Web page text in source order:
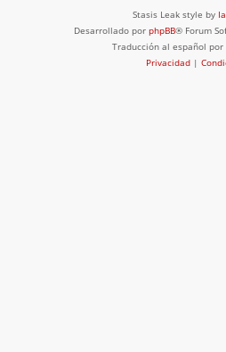
Stasis Leak style by
Desarrollado por phpBB® Forum
Traducción al español por
Privacidad |